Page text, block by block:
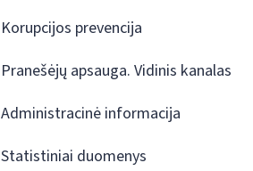
Korupcijos prevencija
Pranešėjų apsauga. Vidinis kanalas
Administracinė informacija
Statistiniai duomenys